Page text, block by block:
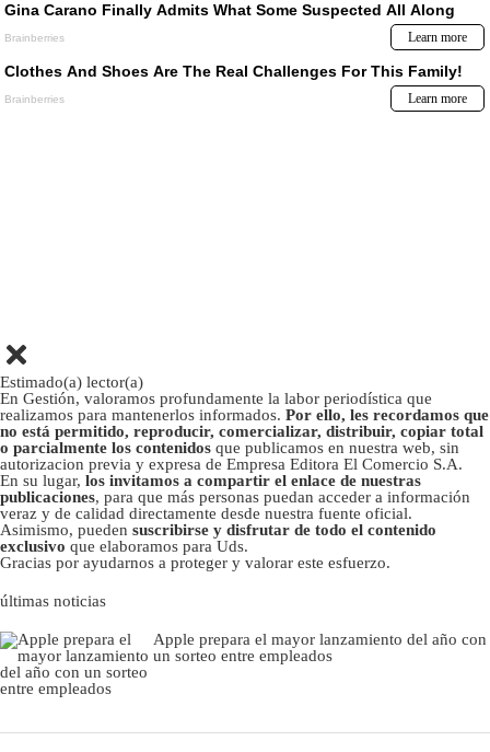
Estimado(a) lector(a)
En Gestión, valoramos profundamente la labor periodística que
realizamos para mantenerlos informados. Por ello, les recordamos que
no está permitido, reproducir, comercializar, distribuir, copiar total
o parcialmente los contenidos que publicamos en nuestra web, sin
autorizacion previa y expresa de Empresa Editora El Comercio S.A.
En su lugar, los invitamos a compartir el enlace de nuestras
publicaciones, para que más personas puedan acceder a información
veraz y de calidad directamente desde nuestra fuente oficial.
Asimismo, pueden suscribirse y disfrutar de todo el contenido
exclusivo que elaboramos para Uds.
Gracias por ayudarnos a proteger y valorar este esfuerzo.
últimas noticias
Apple prepara el mayor lanzamiento del año con
un sorteo entre empleados